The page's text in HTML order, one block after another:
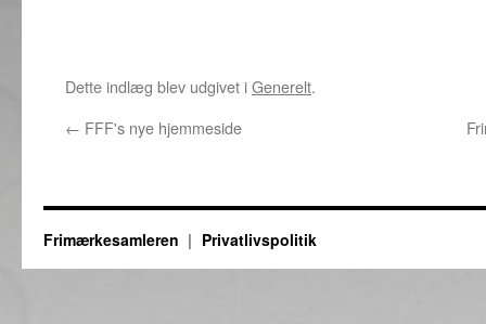
Dette indlæg blev udgivet iGenerelt.
← FFF's nye hjemmeside
Frimærkesamleren Privatlivspolitik